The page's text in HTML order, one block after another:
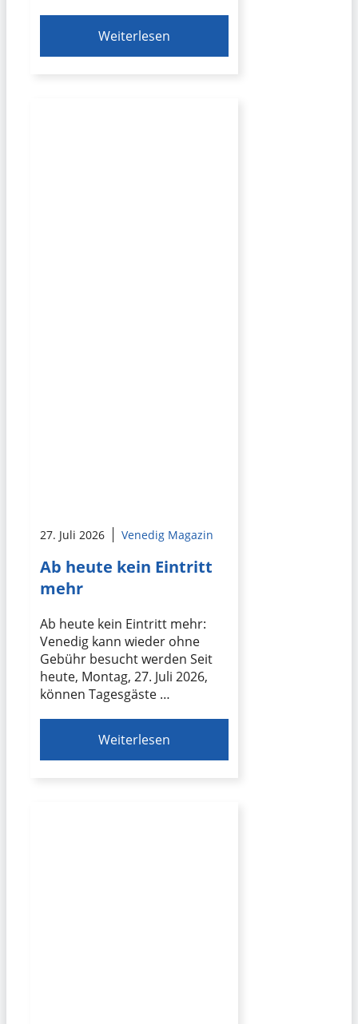
Weiterlesen
27. Juli 2026 Venedig Magazin
Ab heute kein Eintritt
mehr
Ab heute kein Eintritt mehr:
Venedig kann wieder ohne
Gebühr besucht werden Seit
heute, Montag, 27. Juli 2026,
können Tagesgäste …
Weiterlesen